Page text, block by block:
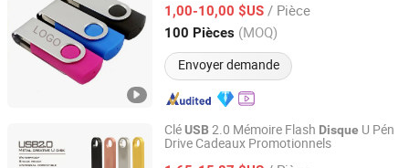
1,00-10,00 $US / Pièce
100 Pièces (MOQ)
Envoyer demande
Guangdong, China Depuis 2010
CléUSB2.0 Mémoire Flash Disque U Pén
Drive Cadeaux Promotionnels
SHENZHEN BELXIN TECHNOLOGY CO., LTD